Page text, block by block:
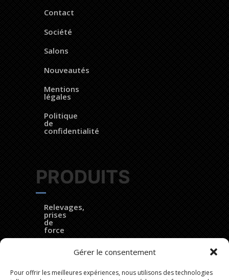
Gérer le consentement
Pour offrir les meilleures expériences, nous utilisons des technologies
Contact
Société
Salons
Nouveautés
Mentions
légales
Politique
de
confidentialité
PRODUITS
Relevages,
prises
de
force
DynaTrac®
Ballast®